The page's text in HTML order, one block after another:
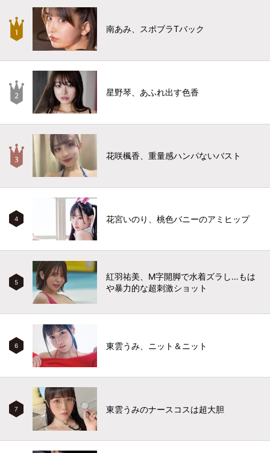
南あみ、スポブラTバック
星野琴、あふれ出す色香
花咲楓香、重量感ハンパないバスト
4 花宮いのり、桃色バニーのアミヒップ
5
紅羽祐美、M字開脚で水着ズラし…もは
や暴力的な超刺激ショット
6 東雲うみ、ニット＆ニット
7 東雲うみのナースコスは超大胆